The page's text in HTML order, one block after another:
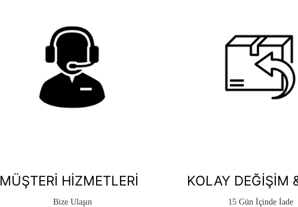
MÜŞTERI HIZMETLERI
Bize Ulaşın
KOLAY DEĞIŞIM
15 Gün İçinde İade